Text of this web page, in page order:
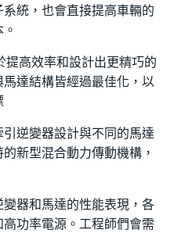
統，也會直接提高車輛的
高效率和設計出更精巧的
達結構皆經過最佳化，以
逆變器設計與不同的馬達
新型混合動力傳動機構，
器和馬達的性能表現，各
功率電源。工程師們會需